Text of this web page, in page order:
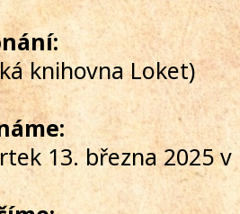
knihovna Loket)
13. března 2025 v